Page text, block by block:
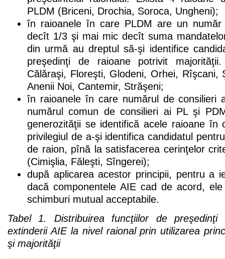
PLDM (Briceni, Drochia, Soroca, Ungheni);
în raioanele în care PLDM are un
decît 1/3 şi mai mic decît suma
din urmă au dreptul să-şi identifice
preşedinţi de raioane potrivit
Călăraşi, Floreşti, Glodeni, Orhei,
Anenii Noi, Cantemir, Străşeni;
în raioanele în care numărul de consilieri
numărul comun de consilieri ai PL şi
generozităţii se identifică acele raioane în
privilegiul de a-şi identifica candidatul
de raion, pînă la satisfacerea cerinţelor
(Cimişlia, Făleşti, Sîngerei);
după aplicarea acestor principii, pentru a
dacă componentele AIE cad de acord,
schimburi mutual acceptabile.
Tabel 1. Distribuirea funcţiilor de
extinderii AIE la nivel raional prin utilizarea
şi majorităţii